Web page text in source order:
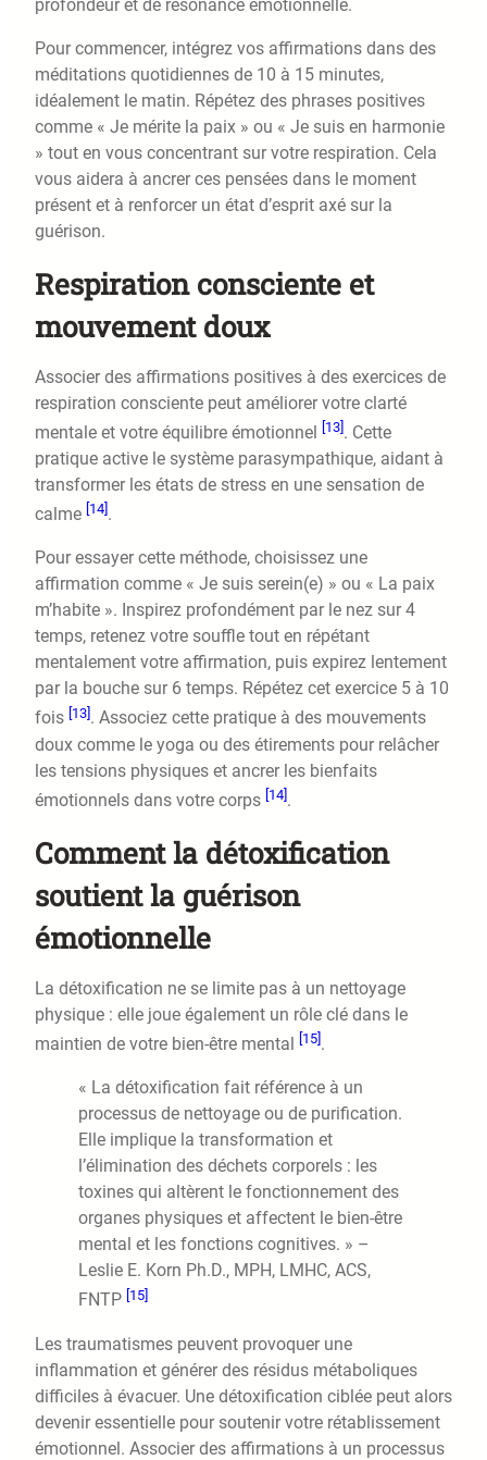
profondeur et de résonance émotionnelle.
Pour commencer, intégrez vos affirmations dans des
méditations quotidiennes de 10 à 15 minutes,
idéalement le matin. Répétez des phrases positives
comme « Je mérite la paix » ou « Je suis en harmonie
» tout en vous concentrant sur votre respiration. Cela
vous aidera à ancrer ces pensées dans le moment
présent et à renforcer un état d’esprit axé sur la
guérison.
Respiration consciente et
mouvement doux
Associer des affirmations positives à des exercices de
respiration consciente peut améliorer votre clarté
mentale et votre équilibre émotionnel [13]. Cette
pratique active le système parasympathique, aidant à
transformer les états de stress en une sensation de
calme [14] .
Pour essayer cette méthode, choisissez une
affirmation comme « Je suis serein(e) » ou « La paix
m’habite ». Inspirez profondément par le nez sur 4
temps, retenez votre souffle tout en répétant
mentalement votre affirmation, puis expirez lentement
par la bouche sur 6 temps. Répétez cet exercice 5 à 10
fois [13]. Associez cette pratique à des mouvements
doux comme le yoga ou des étirements pour relâcher
les tensions physiques et ancrer les bienfaits
émotionnels dans votre corps [14].
Comment la détoxification
soutient la guérison
émotionnelle
La détoxification ne se limite pas à un nettoyage
physique : elle joue également un rôle clé dans le
maintien de votre bien-être mental
[15] .
« La détoxification fait référence à un
processus de nettoyage ou de purification.
Elle implique la transformation et
l’élimination des déchets corporels : les
toxines qui altèrent le fonctionnement des
organes physiques et affectent le bien-être
mental et les fonctions cognitives. » –
Leslie E. Korn Ph.D., MPH, LMHC, ACS,
FNTP [15]
Les traumatismes peuvent provoquer une
inflammation et générer des résidus métaboliques
difficiles à évacuer. Une détoxification ciblée peut alors
devenir essentielle pour soutenir votre rétablissement
émotionnel. Associer des affirmations à un processus